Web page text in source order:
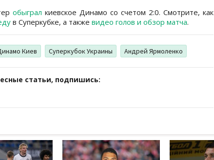
обыграл киевское Динамо со счетом 2:0. Смотрите, как
в Суперкубке, а также видео голов и обзор матча.
Киев Суперкубок Украины Андрей Ярмоленко
статьи, подпишись: